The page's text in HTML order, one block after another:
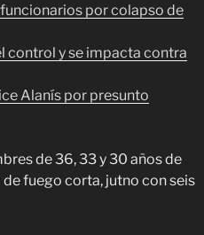
por colapso de
control y se impacta contra
Alanís por presunto
de 36, 33 y 30 años de
fuego corta, jutno con seis